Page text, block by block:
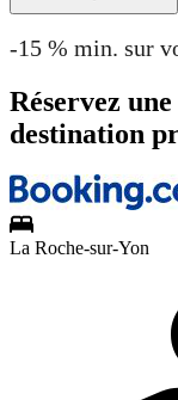
-15 % min. sur
Réservez
destination
La Roche-sur-Yon